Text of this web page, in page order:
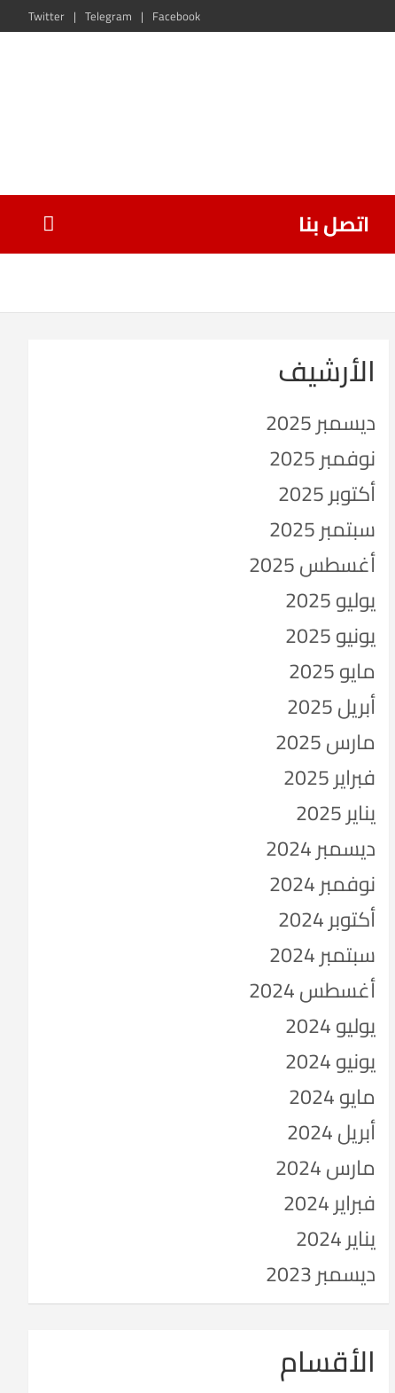
Facebook
Telegram
Twitter
اتصل بنا
الأرشيف
ديسمبر 2025
نوفمبر 2025
أكتوبر 2025
سبتمبر 2025
أغسطس 2025
يوليو 2025
يونيو 2025
مايو 2025
أبريل 2025
مارس 2025
فبراير 2025
يناير 2025
ديسمبر 2024
نوفمبر 2024
أكتوبر 2024
سبتمبر 2024
أغسطس 2024
يوليو 2024
يونيو 2024
مايو 2024
أبريل 2024
مارس 2024
فبراير 2024
يناير 2024
ديسمبر 2023
الأقسام